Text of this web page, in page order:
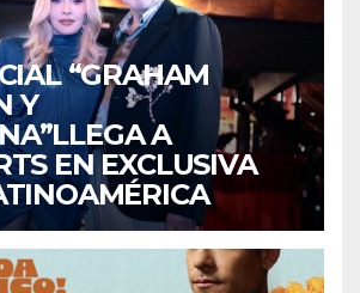
“GRAHAM
Y
A
EN EXCLUSIVA